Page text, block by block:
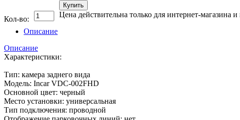
Кол-во:
Купить
Цена действительна только для интернет-магазина
Описание
Описание
Характеристики:
Тип: камера заднего вида
Модель: Incar VDC-002FHD
Основной цвет: черный
Место установки: универсальная
Тип подключения: проводной